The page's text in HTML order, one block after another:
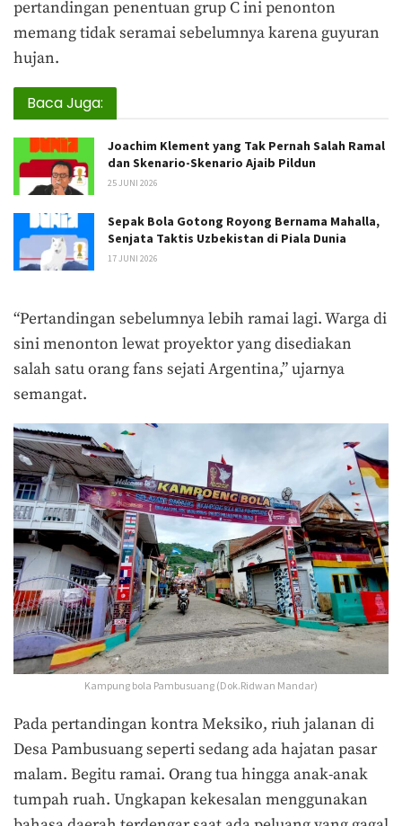
pertandingan penentuan grup C ini penonton
memang tidak seramai sebelumnya karena guyuran
hujan.
Baca Juga:
Joachim Klement yang Tak Pernah Salah Ramal
dan Skenario-Skenario Ajaib Pildun
25 JUNI 2026
Sepak Bola Gotong Royong Bernama Mahalla,
Senjata Taktis Uzbekistan di Piala Dunia
17 JUNI 2026
“Pertandingan sebelumnya lebih ramai lagi. Warga di
sini menonton lewat proyektor yang disediakan
salah satu orang fans sejati Argentina,” ujarnya
semangat.
Kampung bola Pambusuang (Dok.Ridwan Mandar)
Pada pertandingan kontra Meksiko, riuh jalanan di
Desa Pambusuang seperti sedang ada hajatan pasar
malam. Begitu ramai. Orang tua hingga anak-anak
tumpah ruah. Ungkapan kekesalan menggunakan